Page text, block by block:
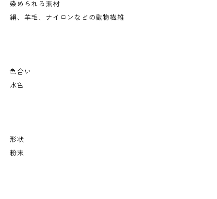
染められる素材
絹、羊毛、ナイロンなどの動物繊維
色合い
水色
形状
粉末